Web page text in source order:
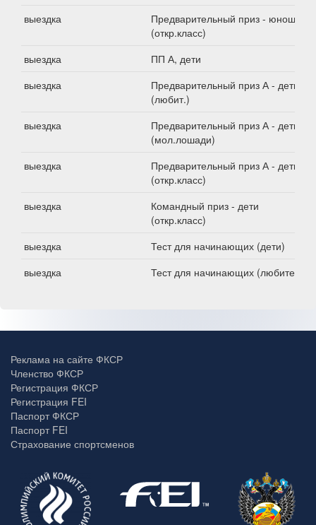
выездка
Предварительный приз - юноши
(откр.класс)
выездка
ПП А, дети
выездка
Предварительный приз А - дети
(любит.)
выездка
Предварительный приз А - дети
(мол.лошади)
выездка
Предварительный приз А - дети
(откр.класс)
выездка
Командный приз - дети
(откр.класс)
выездка
Тест для начинающих (дети)
выездка
Тест для начинающих (любители)
Реклама на сайте ФКСР
Членство ФКСР
Регистрация ФКСР
Регистрация FEI
Паспорт ФКСР
Паспорт FEI
Страхование спортсменов